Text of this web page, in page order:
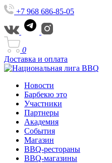
+7 968 686-85-05
0
Доставка и оплата
Новости
Барбекю это
Участники
Партнеры
Академия
События
Магазин
BBQ-рестораны
BBQ-магазины